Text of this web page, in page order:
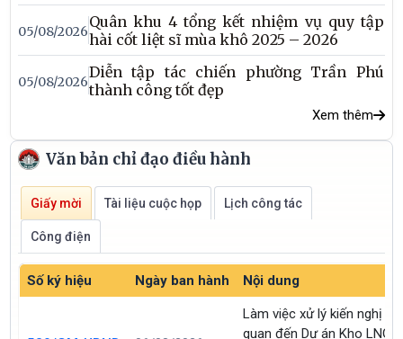
đồng.
05/08/2026
Quân khu 4 tổng kết nhiệm vụ quy tập
hài cốt liệt sĩ mùa khô 2025 – 2026
05/08/2026
Diễn tập tác chiến phường Trần Phú
thành công tốt đẹp
Xem thêm
Văn bản chỉ đạo điều hành
Giấy mời Tài liệu cuộc họp Lịch công tác
Công điện
Số ký hiệu Ngày ban hành Nội dung
Làm việc xử lý kiến nghị
quan đến Dự án Kho LNG